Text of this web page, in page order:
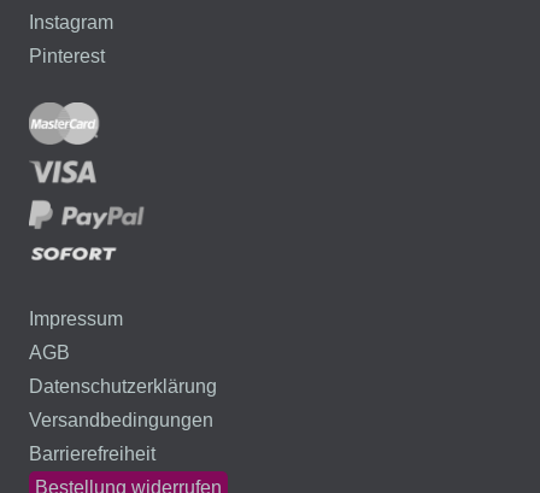
Instagram
Pinterest
Impressum
AGB
Datenschutzerklärung
Versandbedingungen
Barrierefreiheit
Bestellung widerrufen